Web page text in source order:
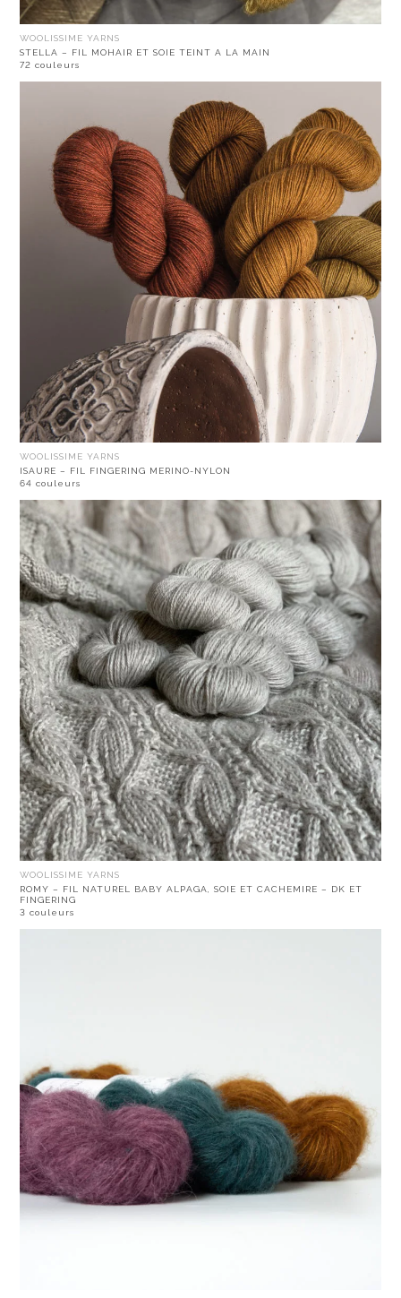
WOOLISSIME YARNS
STELLA – FIL MOHAIR ET SOIE TEINT A LA MAIN
72 couleurs
WOOLISSIME YARNS
ISAURE – FIL FINGERING MERINO-NYLON
64 couleurs
WOOLISSIME YARNS
ROMY – FIL NATUREL BABY ALPAGA, SOIE ET CACHEMIRE – DK ET
FINGERING
3 couleurs